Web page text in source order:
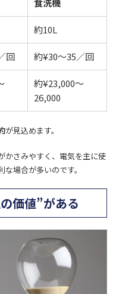
食洗機
約10L
回 約¥30～35／回
約¥23,000～
26,000
が見込めます。
かさみやすく、電気を主に使
場合が多いのです。
価値”がある